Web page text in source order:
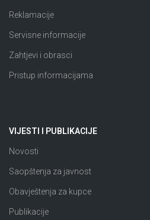
Reklamacije
Servisne informacije
Zahtjevi i obrasci
Pristup informacijama
VIJESTI I PUBLIKACIJE
Novosti
Saopštenja za javnost
Obavještenja za kupce
Publikacije